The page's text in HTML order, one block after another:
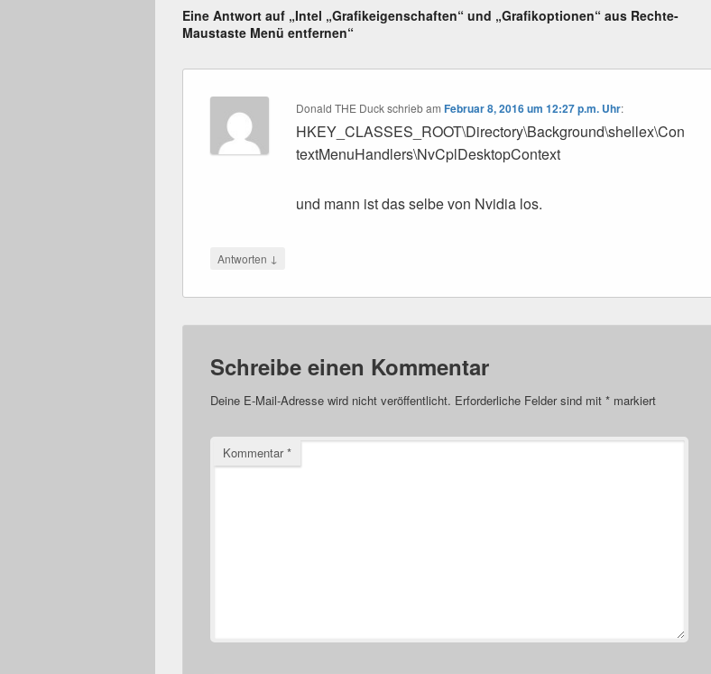
Eine Antwort auf „Intel „Grafikeigenschaften“ und „Grafikoptionen“ aus Rechte-
Maustaste Menü entfernen“
Donald THE DuckschriebamFebruar 8, 2016 um 12:27 p.m. Uhr:
HKEY_CLASSES_ROOT\Directory\Background\shellex\Con
textMenuHandlers\NvCplDesktopContext
und mann ist das selbe von Nvidia los.
Antworten ↓
Schreibe einen Kommentar
Deine E-Mail-Adresse wird nicht veröffentlicht. Erforderliche Felder sind mit * markiert
Kommentar*